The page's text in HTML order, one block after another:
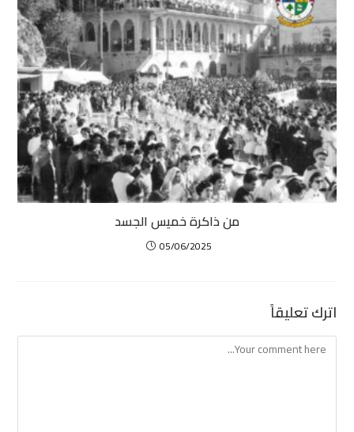
من ذاكرة خميس الجسد
05/06/2025
اترك تعليقاً